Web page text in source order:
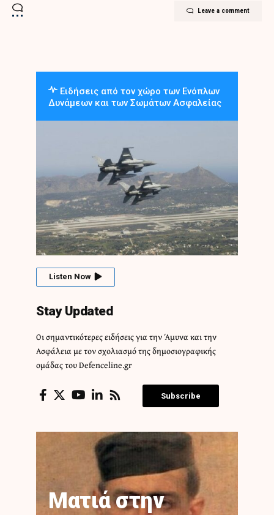
Leave a comment
Ειδήσεις από τον χώρο των Ενόπλων
Δυνάμεων και των Σωμάτων Ασφαλείας
Listen Now
Stay Updated
Οι σημαντικότερες ειδήσεις για την Άμυνα και την
Ασφάλεια με τον σχολιασμό της δημοσιογραφικής
ομάδας του Defenceline.gr
Subscribe
Ματιά στην